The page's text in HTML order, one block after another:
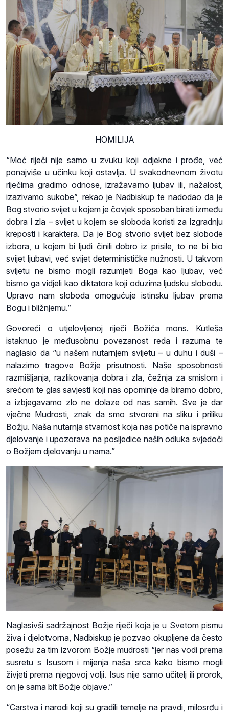
HOMILIJA
“Moć riječi nije samo u zvuku koji odjekne i prođe, već
ponajviše u učinku koji ostavlja. U svakodnevnom životu
riječima gradimo odnose, izražavamo ljubav ili, nažalost,
izazivamo sukobe”, rekao je Nadbiskup te nadodao da je
Bog stvorio svijet u kojem je čovjek sposoban birati između
dobra i zla – svijet u kojem se sloboda koristi za izgradnju
kreposti i karaktera. Da je Bog stvorio svijet bez slobode
izbora, u kojem bi ljudi činili dobro iz prisile, to ne bi bio
svijet ljubavi, već svijet determinističke nužnosti. U takvom
svijetu ne bismo mogli razumjeti Boga kao ljubav, već
bismo ga vidjeli kao diktatora koji oduzima ljudsku slobodu.
Upravo nam sloboda omogućuje istinsku ljubav prema
Bogu i bližnjemu.”
Govoreći o utjelovljenoj riječi Božića mons. Kutleša
istaknuo je međusobnu povezanost reda i razuma te
naglasio da “u našem nutarnjem svijetu – u duhu i duši –
nalazimo tragove Božje prisutnosti. Naše sposobnosti
razmišljanja, razlikovanja dobra i zla, čežnja za smislom i
srećom te glas savjesti koji nas opominje da biramo dobro,
a izbjegavamo zlo ne dolaze od nas samih. Sve je dar
vječne Mudrosti, znak da smo stvoreni na sliku i priliku
Božju. Naša nutarnja stvarnost koja nas potiče na ispravno
djelovanje i upozorava na posljedice naših odluka svjedoči
o Božjem djelovanju u nama.”
Naglasivši sadržajnost Božje riječi koja je u Svetom pismu
živa i djelotvorna, Nadbiskup je pozvao okupljene da često
posežu za tim izvorom Božje mudrosti “jer nas vodi prema
susretu s Isusom i mijenja naša srca kako bismo mogli
živjeti prema njegovoj volji. Isus nije samo učitelj ili prorok,
on je sama bit Božje objave.”
“Carstva i narodi koji su gradili temelje na pravdi, milosrđu i